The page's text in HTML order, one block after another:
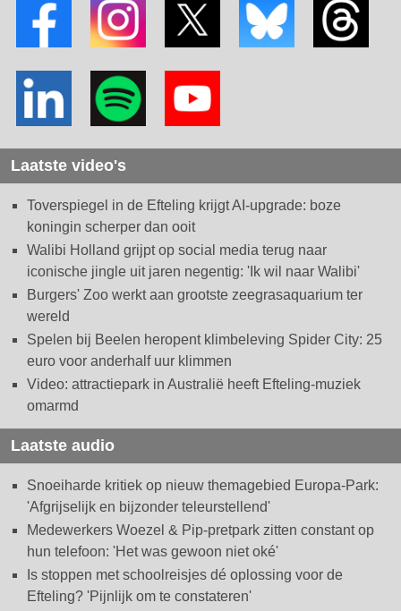
Laatste video's
Toverspiegel in de Efteling krijgt AI-upgrade: boze
koningin scherper dan ooit
Walibi Holland grijpt op social media terug naar
iconische jingle uit jaren negentig: 'Ik wil naar Walibi'
Burgers' Zoo werkt aan grootste zeegrasaquarium ter
wereld
Spelen bij Beelen heropent klimbeleving Spider City: 25
euro voor anderhalf uur klimmen
Video: attractiepark in Australië heeft Efteling-muziek
omarmd
Laatste audio
Snoeiharde kritiek op nieuw themagebied Europa-Park:
'Afgrijselijk en bijzonder teleurstellend'
Medewerkers Woezel & Pip-pretpark zitten constant op
hun telefoon: 'Het was gewoon niet oké'
Is stoppen met schoolreisjes dé oplossing voor de
Efteling? 'Pijnlijk om te constateren'